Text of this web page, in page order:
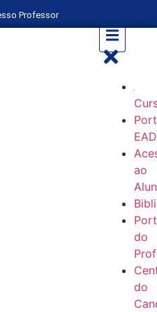
Professor
EAD
ao
do
do